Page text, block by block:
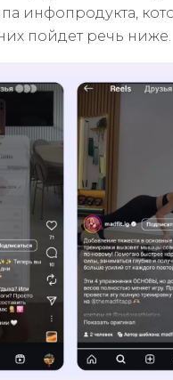
инфопродукта,
пойдет речь ниже.